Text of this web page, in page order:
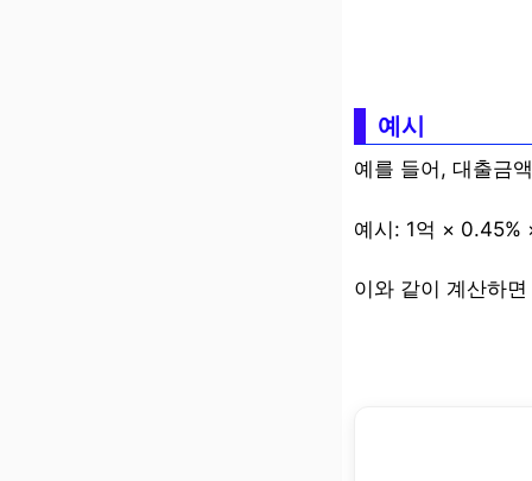
예시
예를 들어, 대출금
예시: 1억 × 0.45%
이와 같이 계산하